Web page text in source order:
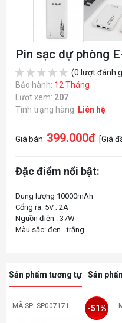
Pin sạc dự phòng
(0 lượt đánh
Bảo hành: 12 Tháng
Lượt xem: 207
Tình trạng hàng: Liên hệ
Giá bán: 399.000đ [Giá
Đặc điểm nổi bật:
Dung lượng 10000mAh
Cổng ra: 5V ; 2A
Nguồn điện : 37W
Sản phẩm tương tự Sản
MÃ SP: SP007171 -51%